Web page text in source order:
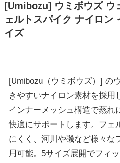
[Umibozu] ウミボウズ ウ
ェルトスパイク ナイロン
イズ
[Umibozu（ウミボウズ）] の
きやすいナイロン素材を採用
インナーメッシュ構造で蒸れ
快適にサポートします。フェ
にくく、河川や磯など様々な
用可能。5サイズ展開でフィッ